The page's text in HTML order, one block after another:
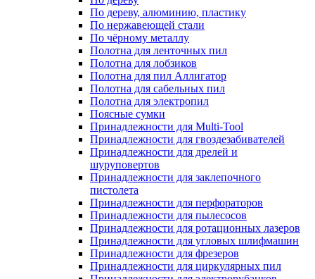
По дереву, алюминию, пластику
По нержавеющей стали
По чёрному металлу
Полотна для ленточных пил
Полотна для лобзиков
Полотна для пил Аллигатор
Полотна для сабельных пил
Полотна для электропил
Поясные сумки
Принадлежности для Multi-Tool
Принадлежности для гвоздезабивателей
Принадлежности для дрелей и
шуруповертов
Принадлежности для заклепочного
пистолета
Принадлежности для перфораторов
Принадлежности для пылесосов
Принадлежности для ротационных лазеров
Принадлежности для угловых шлифмашин
Принадлежности для фрезеров
Принадлежности для циркулярных пил